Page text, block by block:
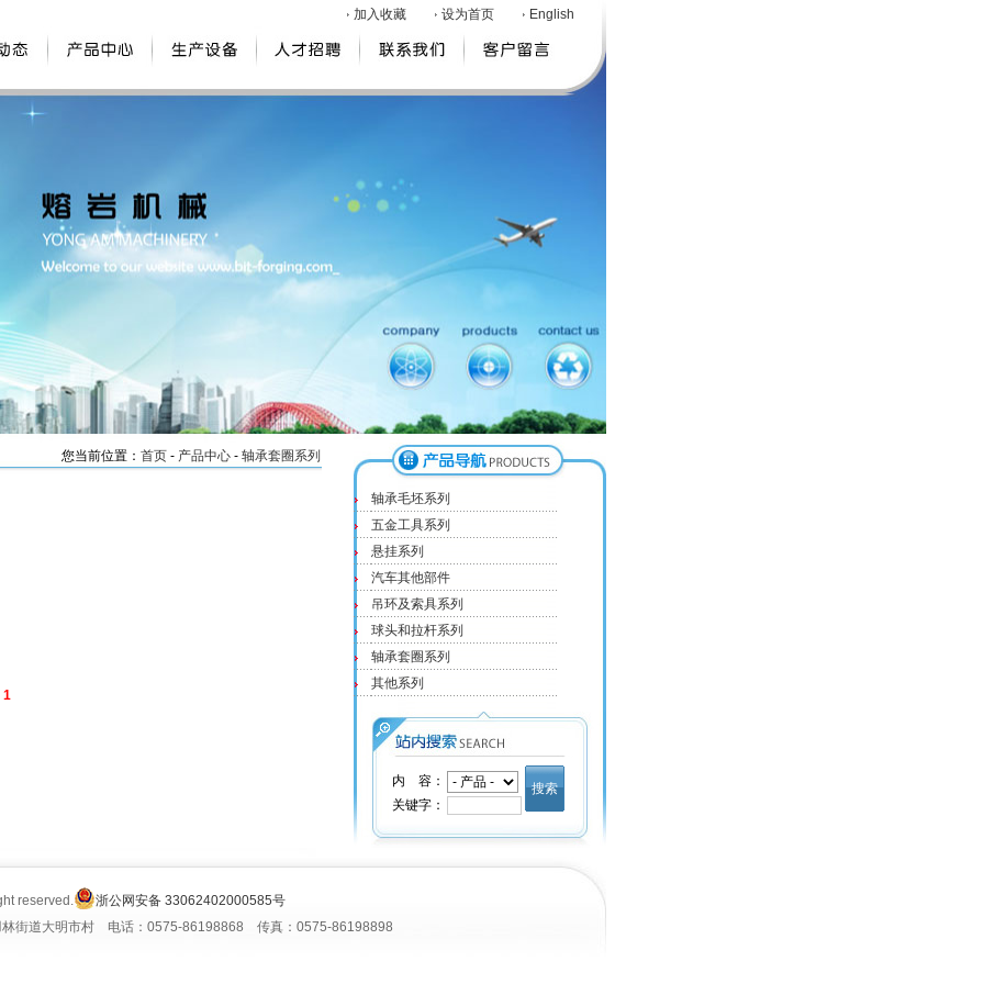
加入收藏 设为首页 English
您当前位置： 首页 - 产品中心 - 轴承套圈系列
1
轴承毛坯系列
五金工具系列
悬挂系列
汽车其他部件
吊环及索具系列
球头和拉杆系列
轴承套圈系列
其他系列
内 容：
关键字：
reserved.
浙公网安备 33062402000585号
街道大明市村 电话：0575-86198868 传真：0575-86198898